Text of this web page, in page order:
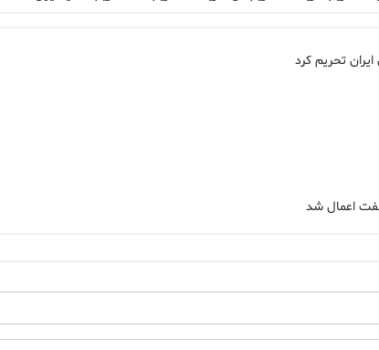
اعمال شد